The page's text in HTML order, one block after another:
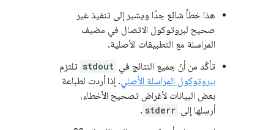
هذا خطأ شائع جدًا ويشير إلى تنفيذ غير
صحيح لبروتوكول الاتصال في مضيف
المراسلة مع التطبيقات الأصلية.
تأكَّد من أنّ جميع النتائج في stdout تلتزم
ببروتوكول المراسلة الأصلي. إذا أردت لطباعة
بعض البيانات لأغراض تصحيح الأخطاء،
أرسِلها إلى stderr
.